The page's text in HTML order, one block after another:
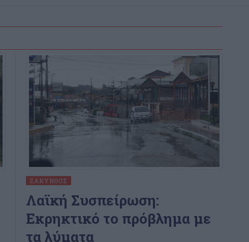
ΖΆΚΥΝΘΟΣ
Λαϊκή Συσπείρωση:
Εκρηκτικό το πρόβλημα με
τα λύματα